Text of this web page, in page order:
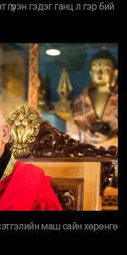
гэдэг ганц л гэр бий
маш сайн хөрөнгө